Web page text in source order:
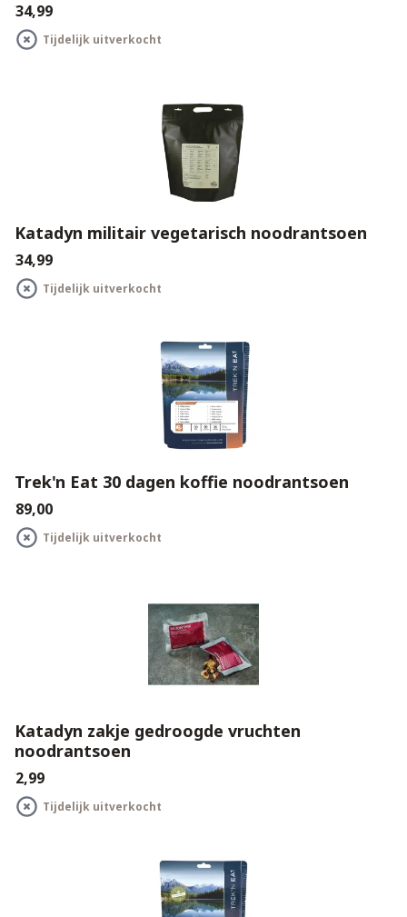
€34,99
Tijdelijk uitverkocht
Katadyn militair vegetarisch noodrantsoen
€34,99
Tijdelijk uitverkocht
Trek'n Eat 30 dagen koffie noodrantsoen
€89,00
Tijdelijk uitverkocht
Katadyn zakje gedroogde vruchten
noodrantsoen
€2,99
Tijdelijk uitverkocht